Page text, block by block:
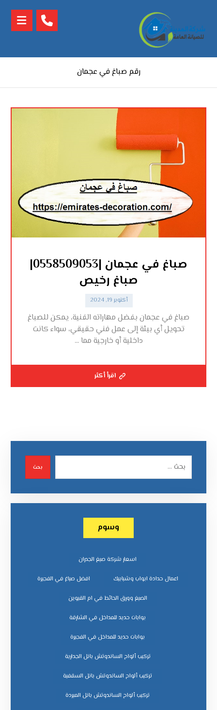
رقم صباغ في عجمان
صباغ في عجمان |0558509053|
صباغ رخيص
أكتوبر 19, 2024
صباغ في عجمان بفضل مهاراته الفنية، يمكن للصباغ
تحويل أي بيئة إلى عمل فني حقيقي، سواء كانت
داخلية أو خارجية مما ...
اقرأ أكثر
بحث
وسوم
اسعار شركة صبغ الجدران
اعمال حدادة ابواب وشبابيك افضل صباغ في الفجيرة
الصبغ وورق الحائط في ام القيوين
بوابات حديد للمداخل في الشارقة
بوابات حديد للمداخل في الفجيرة
تركيب ألواح الساندوتش بانل الجدارية
تركيب ألواح الساندوتش بانل السقفية
تركيب ألواح الساندوتش بانل المبردة